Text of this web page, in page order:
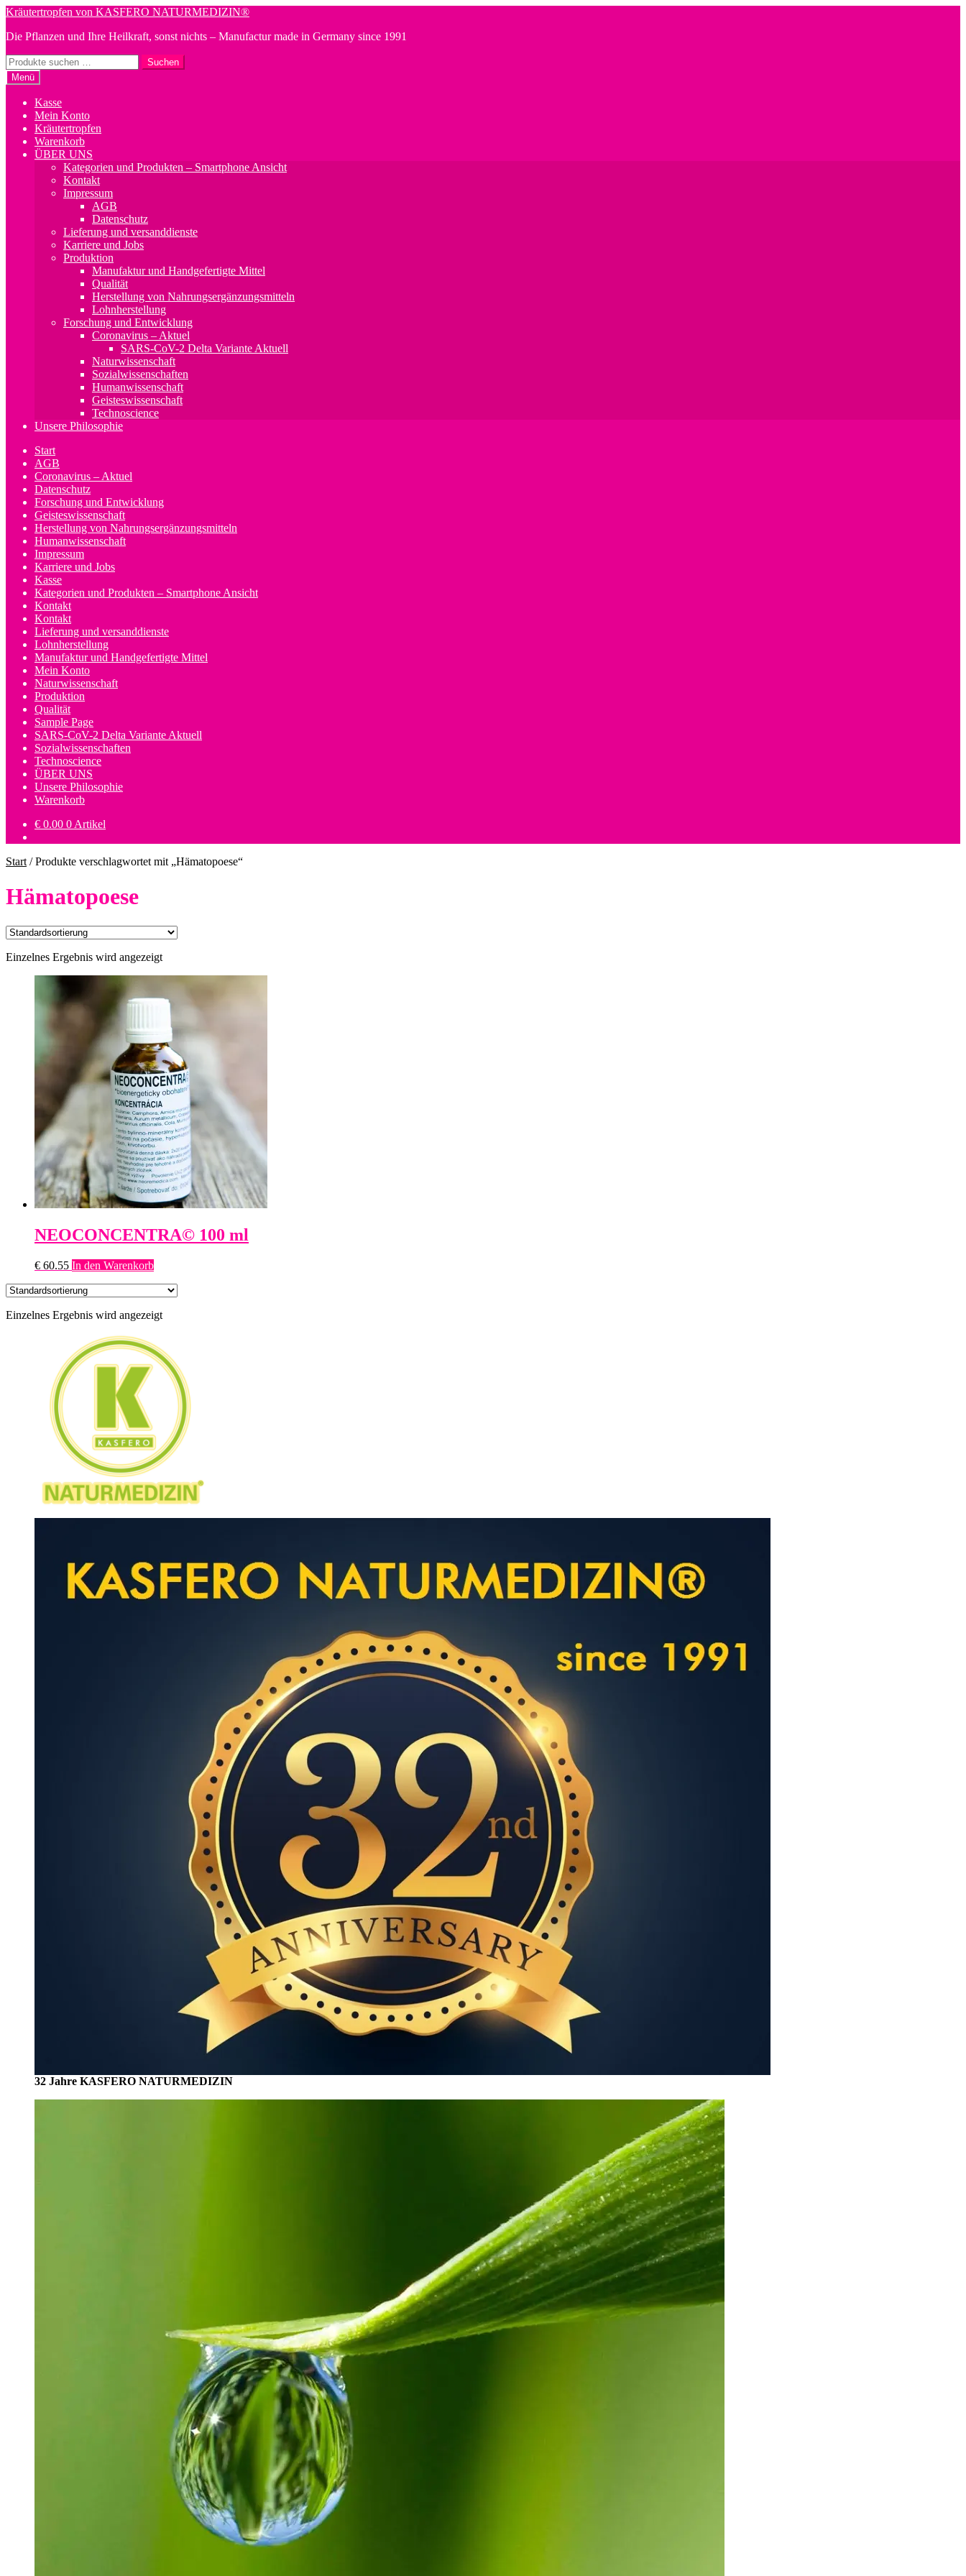
Zur
springen
Zum
springen
Kräutertropfen von KASFERO NATURMEDIZIN®
Die Pflanzen und Ihre Heilkraft, sonst nichts – Manufactur made in Germany since 1991
Suchen
nach:
Suchen
Menü
Kasse
Mein Konto
Kräutertropfen
Warenkorb
ÜBER UNS
Kategorien und Produkten – Smartphone Ansicht
Kontakt
Impressum
AGB
Datenschutz
Lieferung und versanddienste
Karriere und Jobs
Produktion
Manufaktur und Handgefertigte Mittel
Qualität
Herstellung von Nahrungsergänzungsmitteln
Lohnherstellung
Forschung und Entwicklung
Coronavirus – Aktuel
SARS-CoV-2 Delta Variante Aktuell
Naturwissenschaft
Sozialwissenschaften
Humanwissenschaft
Geisteswissenschaft
Technoscience
Unsere Philosophie
Start
AGB
Coronavirus – Aktuel
Datenschutz
Forschung und Entwicklung
Geisteswissenschaft
Herstellung von Nahrungsergänzungsmitteln
Humanwissenschaft
Impressum
Karriere und Jobs
Kasse
Kategorien und Produkten – Smartphone Ansicht
Kontakt
Kontakt
Lieferung und versanddienste
Lohnherstellung
Manufaktur und Handgefertigte Mittel
Mein Konto
Naturwissenschaft
Produktion
Qualität
Sample Page
SARS-CoV-2 Delta Variante Aktuell
Sozialwissenschaften
Technoscience
ÜBER UNS
Unsere Philosophie
Warenkorb
€ 0.00 0 Artikel
Start /Produkte verschlagwortet mit „Hämatopoese“
Hämatopoese
Einzelnes Ergebnis wird angezeigt
NEOCONCENTRA© 100 ml
€ 60.55 In den Warenkorb
Einzelnes Ergebnis wird angezeigt
32 Jahre KASFERO NATURMEDIZIN